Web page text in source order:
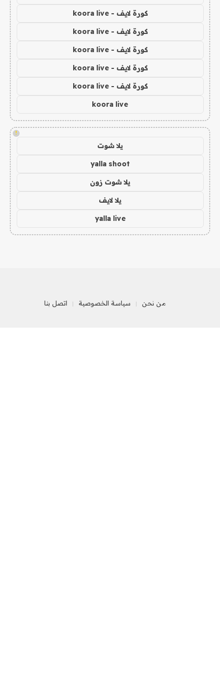
كورة لايف - koora live
كورة لايف - koora live
كورة لايف - koora live
كورة لايف - koora live
كورة لايف - koora live
koora live
!
يلا شوت
yalla shoot
يلا شوت زون
يلا لايف
yalla live
من نحن سياسة الخصوصية اتصل بنا